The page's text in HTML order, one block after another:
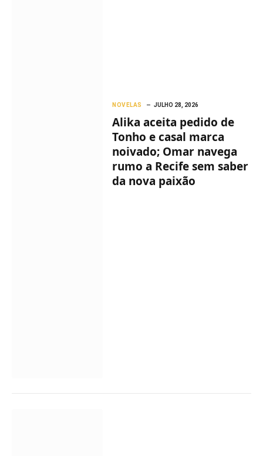
NOVELAS JULHO 28, 2026
Alika aceita pedido de
Tonho e casal marca
noivado; Omar navega
rumo a Recife sem saber
da nova paixão